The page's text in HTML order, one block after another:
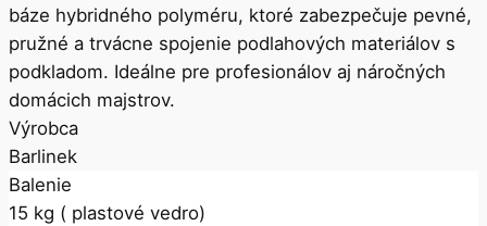
báze hybridného polyméru, ktoré zabezpečuje pevné,
pružné a trvácne spojenie podlahových materiálov s
podkladom. Ideálne pre profesionálov aj náročných
domácich majstrov.
Výrobca
Barlinek
Balenie
15 kg ( plastové vedro)